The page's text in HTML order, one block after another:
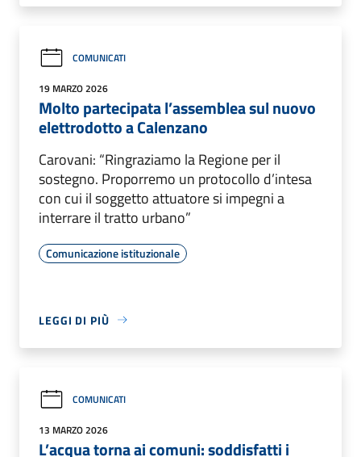
COMUNICATI
19 MARZO 2026
Molto partecipata l’assemblea sul nuovo
elettrodotto a Calenzano
Carovani: “Ringraziamo la Regione per il
sostegno. Proporremo un protocollo d’intesa
con cui il soggetto attuatore si impegni a
interrare il tratto urbano”
Comunicazione istituzionale
LEGGI DI PIÙ
COMUNICATI
13 MARZO 2026
L’acqua torna ai comuni: soddisfatti i